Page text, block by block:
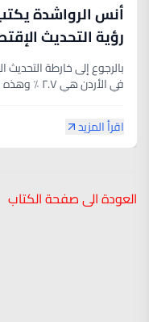
أنس الرواشدة
رؤية التحديث
بالرجوع إلى خارطة
في الأردن هي ٢.٧ ٪ وهذه النسبة...
اقرأ المزيد
العودة الى صفحة الكتاب